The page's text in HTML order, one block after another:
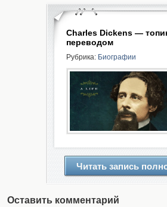
Charles Dickens —
переводом
Рубрика: Биографии
Читать запись
Оставить комментарий